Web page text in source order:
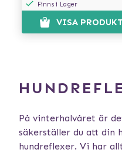
Finns i Lager
VISA PRODUKT
På vinterhalvåret är
säkerställer du att din
hundreflexer. Vi har